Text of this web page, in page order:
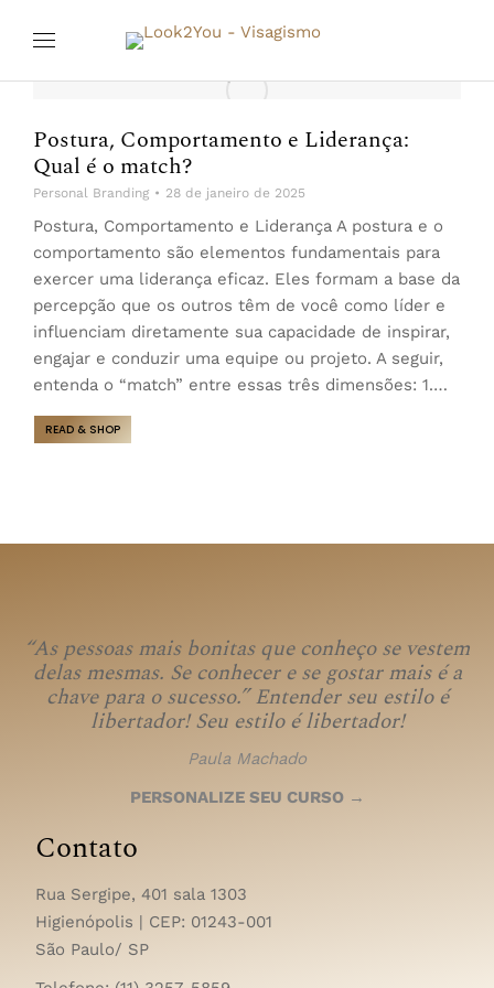
Postura, Comportamento e Liderança:
Qual é o match?
Personal Branding 28 de janeiro de 2025
Postura, Comportamento e Liderança A postura e o
comportamento são elementos fundamentais para
exercer uma liderança eficaz. Eles formam a base da
percepção que os outros têm de você como líder e
influenciam diretamente sua capacidade de inspirar,
engajar e conduzir uma equipe ou projeto. A seguir,
entenda o “match” entre essas três dimensões: 1.…
READ & SHOP
“As pessoas mais bonitas que conheço se vestem
delas mesmas. Se conhecer e se gostar mais é a
chave para o sucesso.” Entender seu estilo é
libertador! Seu estilo é libertador!
Paula Machado
PERSONALIZE SEU CURSO →
Contato
Rua Sergipe, 401 sala 1303
Higienópolis | CEP: 01243-001
São Paulo/ SP